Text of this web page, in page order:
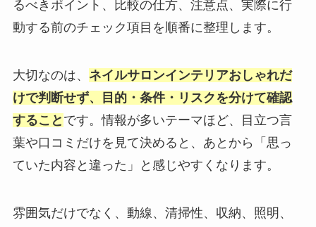
るべきポイント、比較の仕方、注意点、実際に行
動する前のチェック項目を順番に整理します。
大切なのは、 ネイルサロンインテリアおしゃれだ
けで判断せず、目的・条件・リスクを分けて確認
すること です。情報が多いテーマほど、目立つ言
葉や口コミだけを見て決めると、あとから「思っ
ていた内容と違った」と感じやすくなります。
雰囲気だけでなく、動線、清掃性、収納、照明、